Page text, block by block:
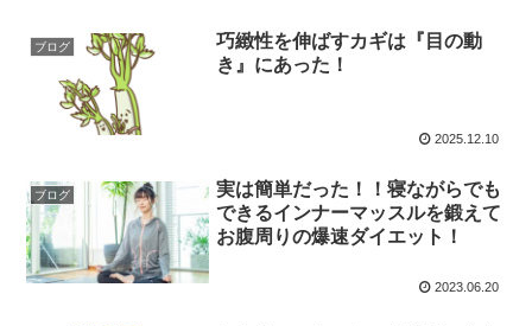
ブログ
巧緻性を伸ばすカギは『目の動
き』にあった！
2025.12.10
ブログ
実は簡単だった！！寝ながらでも
できるインナーマッスルを鍛えて
お腹周りの爆速ダイエット！
2023.06.20